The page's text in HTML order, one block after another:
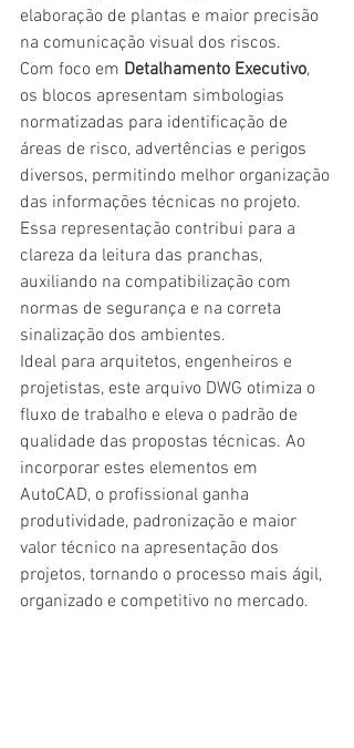
elaboração de plantas e maior precisão
na comunicação visual dos riscos.
Com foco em Detalhamento Executivo,
os blocos apresentam simbologias
normatizadas para identificação de
áreas de risco, advertências e perigos
diversos, permitindo melhor organização
das informações técnicas no projeto.
Essa representação contribui para a
clareza da leitura das pranchas,
auxiliando na compatibilização com
normas de segurança e na correta
sinalização dos ambientes.
Ideal para arquitetos, engenheiros e
projetistas, este arquivo DWG otimiza o
fluxo de trabalho e eleva o padrão de
qualidade das propostas técnicas. Ao
incorporar estes elementos em
AutoCAD, o profissional ganha
produtividade, padronização e maior
valor técnico na apresentação dos
projetos, tornando o processo mais ágil,
organizado e competitivo no mercado.